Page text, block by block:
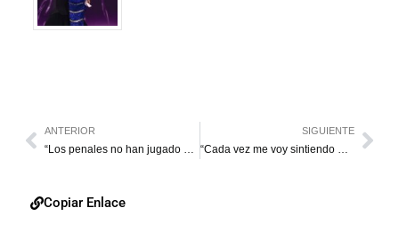
ANTERIOR SIGUIENTE
Copiar Enlace